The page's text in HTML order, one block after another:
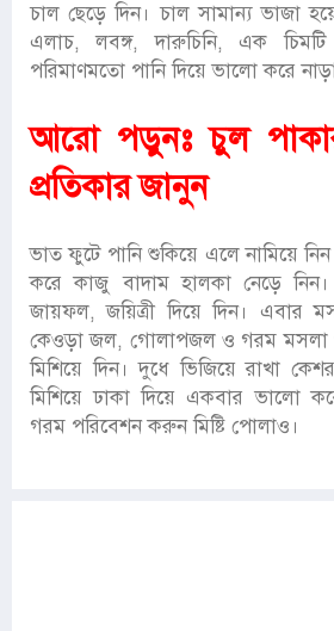
চাল ছেড়ে দিন। চাল সামান্য ভাজা
এলাচ, লবঙ্গ, দারুচিনি, এক
পরিমাণমতো পানি দিয়ে ভালো করে
আরো পড়ুনঃচুল
প্রতিকার জানুন
ভাত ফুটে পানি শুকিয়ে এলে নামিয়ে
করে কাজু বাদাম হালকা নেড়ে
জায়ফল, জয়িত্রী দিয়ে দিন। এবার
কেওড়া জল, গোলাপজল ও গরম মসলা
মিশিয়ে দিন। দুধে ভিজিয়ে রাখা
মিশিয়ে ঢাকা দিয়ে একবার ভালো
গরম পরিবেশন করুন মিষ্টি পোলাও।